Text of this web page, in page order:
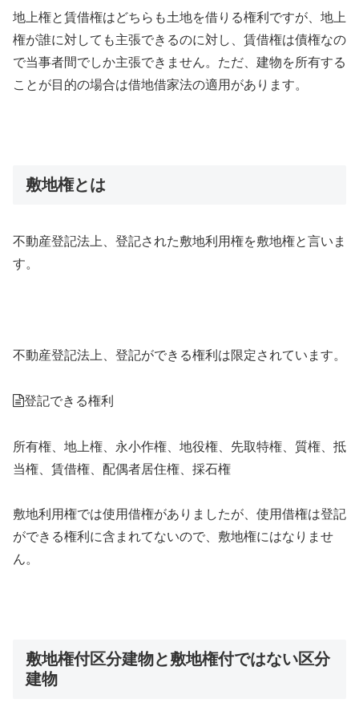
地上権と賃借権はどちらも土地を借りる権利ですが、地上
権が誰に対しても主張できるのに対し、賃借権は債権なの
で当事者間でしか主張できません。ただ、建物を所有する
ことが目的の場合は借地借家法の適用があります。
敷地権とは
不動産登記法上、登記された敷地利用権を敷地権と言いま
す。
不動産登記法上、登記ができる権利は限定されています。
登記できる権利
所有権、地上権、永小作権、地役権、先取特権、質権、抵
当権、賃借権、配偶者居住権、採石権
敷地利用権では使用借権がありましたが、使用借権は登記
ができる権利に含まれてないので、敷地権にはなりませ
ん。
敷地権付区分建物と敷地権付ではない区分
建物